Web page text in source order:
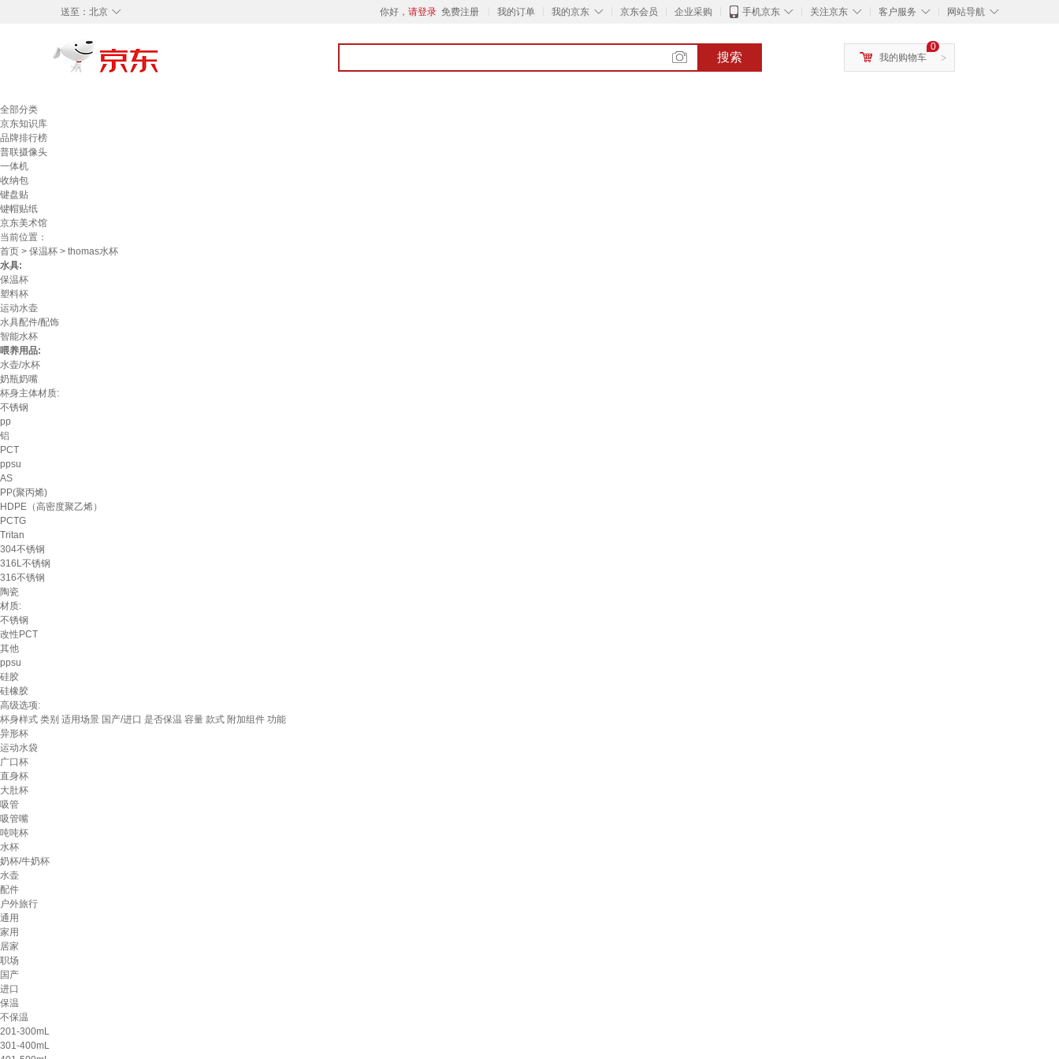
◇
送至： 北京 你好， 请登录 免费注册 我的订单 ◇
我的京东 京东会员 企业采购 ◇
手机京东 ◇
关注京东 ◇
客户服务 ◇
网站导航
搜索 >
0
我的购物车
全部分类
京东知识库
品牌排行榜
普联摄像头
一体机
收纳包
键盘贴
键帽贴纸
京东美术馆
当前位置：
首页 > 保温杯 > thomas水杯
水具:
保温杯
塑料杯
运动水壶
水具配件/配饰
智能水杯
喂养用品:
水壶/水杯
奶瓶奶嘴
杯身主体材质:
不锈钢
pp
铝
PCT
ppsu
AS
PP(聚丙烯)
HDPE（高密度聚乙烯）
PCTG
Tritan
304不锈钢
316L不锈钢
316不锈钢
陶瓷
材质:
不锈钢
改性PCT
其他
ppsu
硅胶
硅橡胶
高级选项:
杯身样式 类别 适用场景 国产/进口 是否保温 容量 款式 附加组件 功能
异形杯
运动水袋
广口杯
直身杯
大肚杯
吸管
吸管嘴
吨吨杯
水杯
奶杯/牛奶杯
水壶
配件
户外旅行
通用
家用
居家
职场
国产
进口
保温
不保温
201-300mL
301-400mL